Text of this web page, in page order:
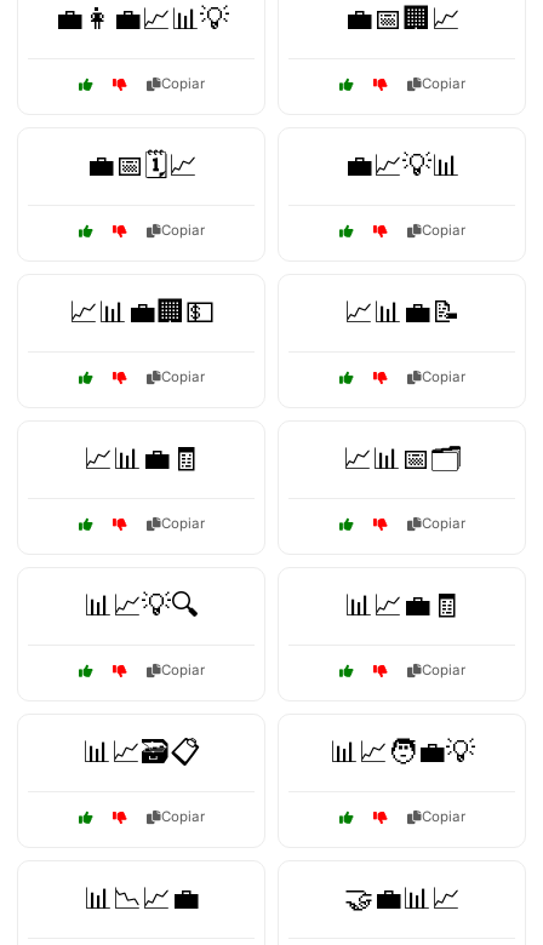
💼👩‍💼📈📊💡
Copiar
💼📅🏢📈
Copiar
💼📅🗓️📈
Copiar
💼📈💡📊
Copiar
📈📊💼🏢💵
Copiar
📈📊💼📝
Copiar
📈📊💼🧾
Copiar
📈📊📅🗂️
Copiar
📊📈💡🔍
Copiar
📊📈💼🧾
Copiar
📊📈🗃️📋
Copiar
📊📈🧑‍💼💡
Copiar
📊📉📈💼 🤝💼📊📈